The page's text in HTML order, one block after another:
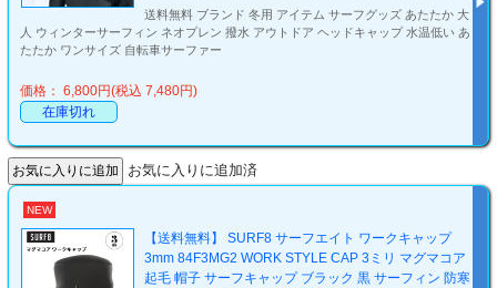
送料無料 ブランド 冬用 アイテム サーフグッズ あたたか 大
人 ウィンターサーフィン ネオプレン 撥水 アウトドア ヘッドキャップ 水温低い あ
たたか ワンサイズ 自転車サーファー
価格： 6,800円(税込 7,480円)
在庫切れ
お気に入りに追加済
NEW
【送料無料】 SURF8 サーフエイト ワークキャップ
3mm 84F3MG2 WORK STYLE CAP 3ミリ マグマコア
起毛 帽子 サーフキャップ ブラック 黒 サーフィン 防寒